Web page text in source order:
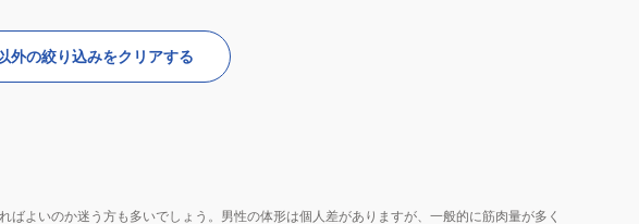
外の絞り込みをクリアする
よいのか迷う方も多いでしょう。男性の体形は個人差がありますが、一般的に筋肉量が多く